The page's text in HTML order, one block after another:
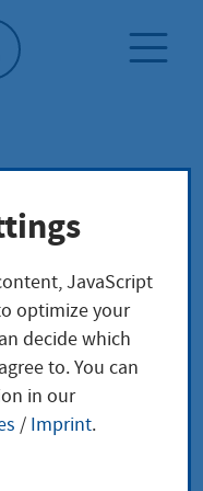
JavaScript
optimize your
decide which
to. You can
in our
/ Imprint.